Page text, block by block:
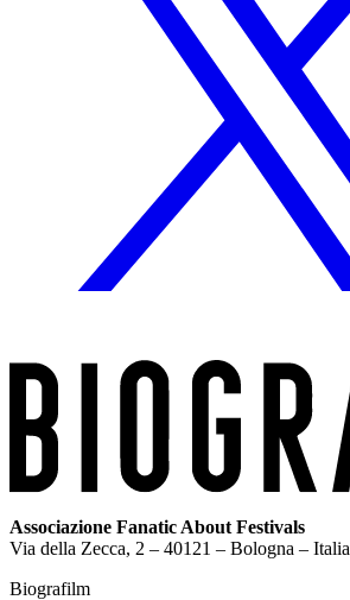
Associazione Fanatic About Festivals
Via della Zecca, 2 – 40121 – Bologna – Italia
Biografilm